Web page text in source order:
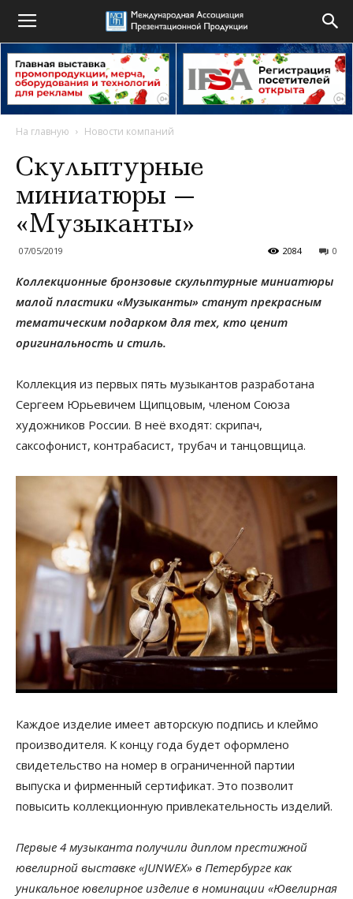
На главную Новости компаний
Скульптурные
миниатюры —
«Музыканты»
07/05/2019 0
2084
Коллекционные бронзовые скульптурные миниатюры
малой пластики «Музыканты» станут прекрасным
тематическим подарком для тех, кто ценит
оригинальность и стиль.
Коллекция из первых пять музыкантов разработана
Сергеем Юрьевичем Щипцовым, членом Союза
художников России. В неё входят: скрипач,
саксофонист, контрабасист, трубач и танцовщица.
Каждое изделие имеет авторскую подпись и клеймо
производителя. К концу года будет оформлено
свидетельство на номер в ограниченной партии
выпуска и фирменный сертификат. Это позволит
повысить коллекционную привлекательность изделий.
Первые 4 музыканта получили диплом престижной
ювелирной выставке «JUNWEX» в Петербурге как
уникальное ювелирное изделие в номинации «Ювелирная